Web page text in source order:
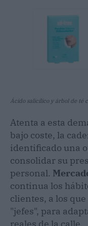
Ácido salicílico y árbol de té
Atenta a esta
bajo coste, la
identificado una
consolidar su
personal.
continua los
clientes, a los
"jefes", para
reales de la calle.